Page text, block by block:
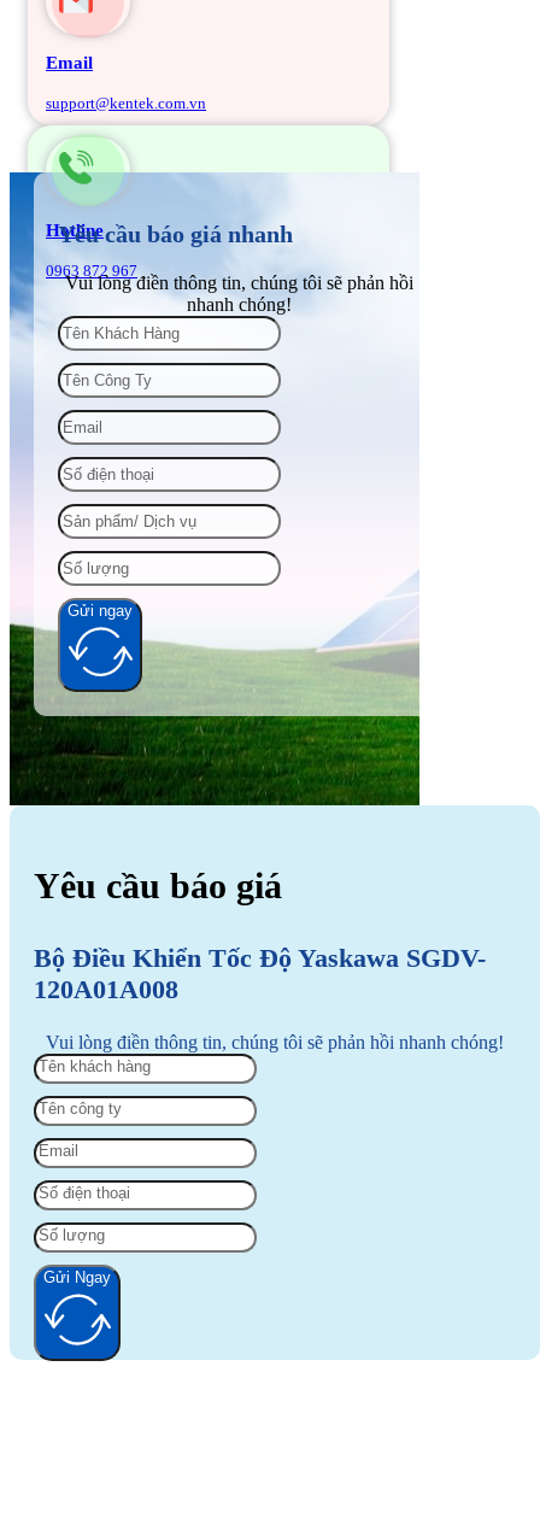
Email
support@kentek.com.vn
Hotline
0963 872 967
Yêu cầu báo giá nhanh
Vui lòng điền thông tin, chúng tôi sẽ phản hồi
nhanh chóng!
Gửi ngay
Yêu cầu báo giá
Bộ Điều Khiển Tốc Độ Yaskawa SGDV-
120A01A008
Vui lòng điền thông tin, chúng tôi sẽ phản hồi nhanh chóng!
Gửi Ngay